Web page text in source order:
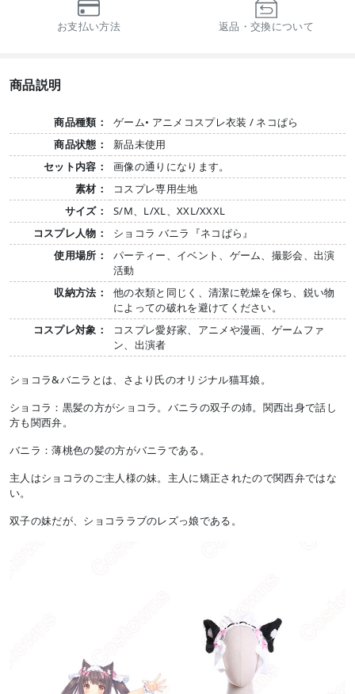
お支払い方法 返品・交換について
商品説明
商品種類：
ゲーム• アニメコスプレ衣装 / ネコぱら
商品状態：
新品未使用
セット内容：
画像の通りになります。
素材：
コスプレ専用生地
サイズ：
S/M、L/XL、XXL/XXXL
コスプレ人物：
ショコラ バニラ『ネコぱら』
使用場所：
パーティー、イベント、ゲーム、撮影会、出演
活動
収納方法：
他の衣類と同じく、清潔に乾燥を保ち、鋭い物
によっての破れを避けてください。
コスプレ対象：
コスプレ愛好家、アニメや漫画、ゲームファ
ン、出演者
ショコラ&バニラとは、さより氏のオリジナル猫耳娘。
ショコラ：黒髪の方がショコラ。バニラの双子の姉。関西出身で話し
方も関西弁。
バニラ：薄桃色の髪の方がバニラである。
主人はショコラのご主人様の妹。主人に矯正されたので関西弁ではな
い。
双子の妹だが、ショコララブのレズっ娘である。